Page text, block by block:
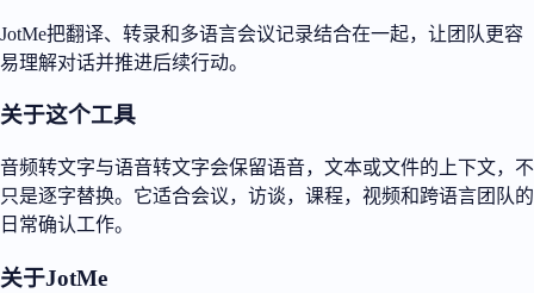
JotMe把翻译、转录和多语言会议记录结合在一起，让团队更容
易理解对话并推进后续行动。
关于这个工具
音频转文字与语音转文字会保留语音，文本或文件的上下文，不
只是逐字替换。它适合会议，访谈，课程，视频和跨语言团队的
日常确认工作。
关于JotMe